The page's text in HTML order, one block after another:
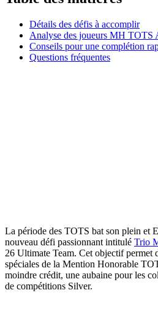
Détails des défis à accomplir
Analyse des joueurs MH TOTS
Conseils pour une complétion
Questions fréquentes
La période des TOTS bat son plein et
nouveau défi passionnant intitulé Trio
26 Ultimate Team. Cet objectif permet
spéciales de la Mention Honorable
moindre crédit, une aubaine pour les
de compétitions Silver.